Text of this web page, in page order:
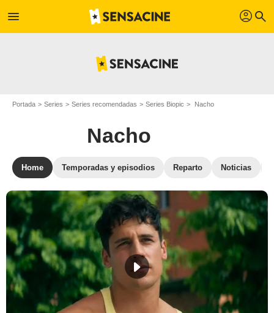
menu profil search
Portada Series Series recomendadas Series Biopic Nacho
Nacho
Home Temporadas y episodios Reparto Noticias